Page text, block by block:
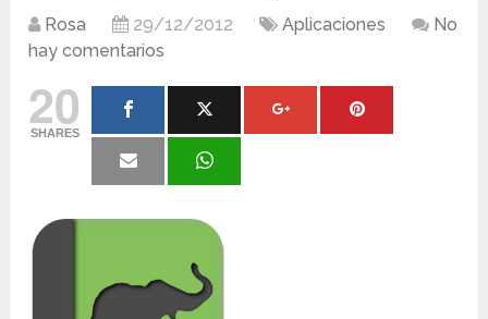
Rosa 29/12/2012 Aplicaciones
No
hay comentarios
20
SHARES